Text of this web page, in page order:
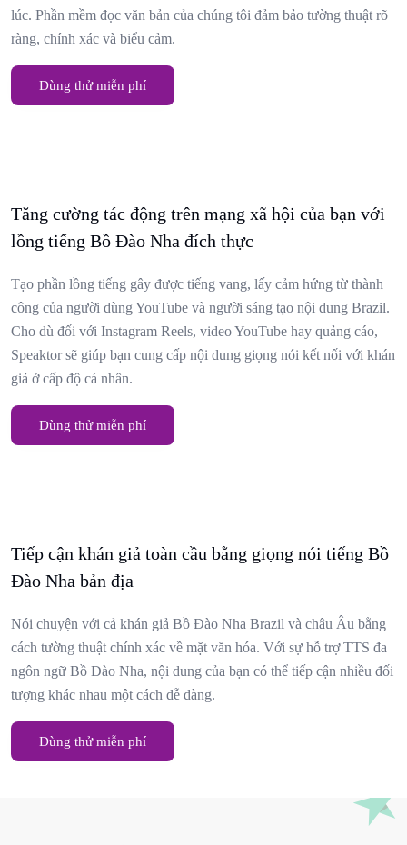
lúc. Phần mềm đọc văn bản của chúng tôi đảm bảo tường thuật rõ
ràng, chính xác và biểu cảm.
Dùng thử miễn phí
Tăng cường tác động trên mạng xã hội của bạn với
lồng tiếng Bồ Đào Nha đích thực
Tạo phần lồng tiếng gây được tiếng vang, lấy cảm hứng từ thành
công của người dùng YouTube và người sáng tạo nội dung Brazil.
Cho dù đối với Instagram Reels, video YouTube hay quảng cáo,
Speaktor sẽ giúp bạn cung cấp nội dung giọng nói kết nối với khán
giả ở cấp độ cá nhân.
Dùng thử miễn phí
Tiếp cận khán giả toàn cầu bằng giọng nói tiếng Bồ
Đào Nha bản địa
Nói chuyện với cả khán giả Bồ Đào Nha Brazil và châu Âu bằng
cách tường thuật chính xác về mặt văn hóa. Với sự hỗ trợ TTS đa
ngôn ngữ Bồ Đào Nha, nội dung của bạn có thể tiếp cận nhiều đối
tượng khác nhau một cách dễ dàng.
Dùng thử miễn phí